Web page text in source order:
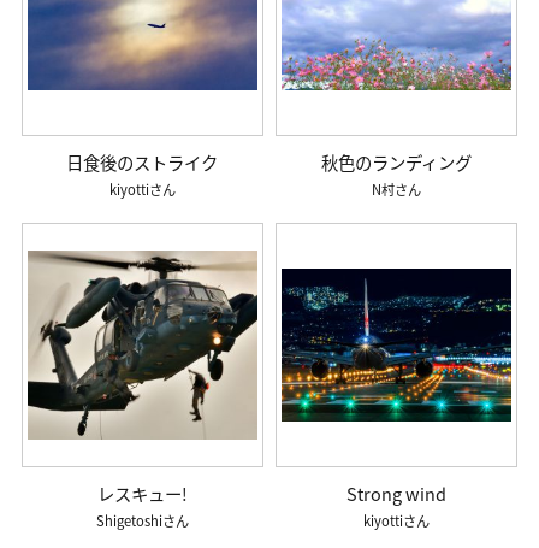
日食後のストライク
kiyotti
秋色のランディング
N村
レスキュー!
Shigetoshi
Strong wind
kiyotti